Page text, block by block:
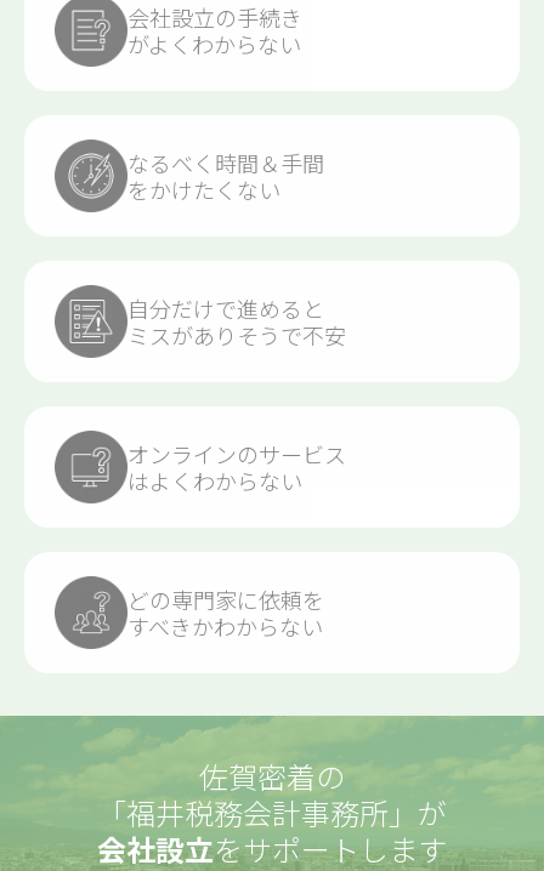
会社設立の手続き
がよくわからない
なるべく時間＆手間
をかけたくない
自分だけで進めると
ミスがありそうで不安
オンラインのサービス
はよくわからない
どの専門家に依頼を
すべきかわからない
佐賀密着の
「福井税務会計事務所」 が
会社設立をサポートします